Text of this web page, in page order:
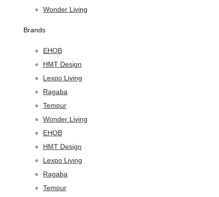
Wonder Living
Brands
EHOB
HMT Design
Lexpo Living
Ragaba
Tempur
Wonder Living
EHOB
HMT Design
Lexpo Living
Ragaba
Tempur